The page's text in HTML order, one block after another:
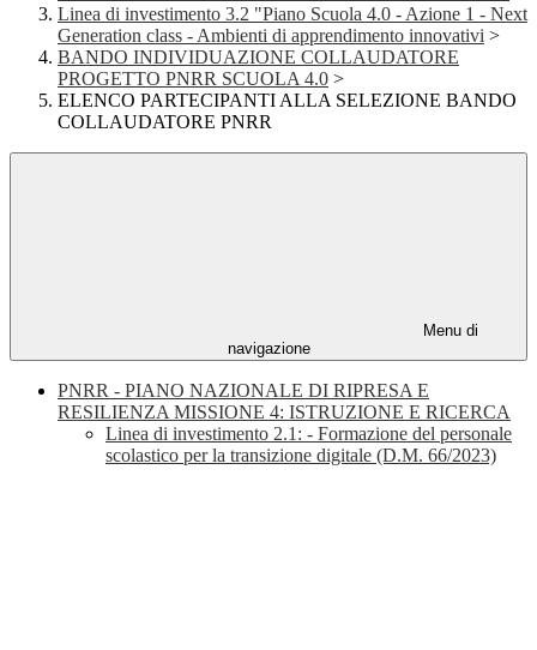
Linea di investimento 3.2 "Piano Scuola 4.0 - Azione 1 - Next
Generation class - Ambienti di apprendimento innovativi >
BANDO INDIVIDUAZIONE COLLAUDATORE
PROGETTO PNRR SCUOLA 4.0 >
ELENCO PARTECIPANTI ALLA SELEZIONE BANDO
COLLAUDATORE PNRR
Menu di
navigazione
PNRR - PIANO NAZIONALE DI RIPRESA E
RESILIENZA MISSIONE 4: ISTRUZIONE E RICERCA
Linea di investimento 2.1: - Formazione del personale
scolastico per la transizione digitale (D.M. 66/2023)